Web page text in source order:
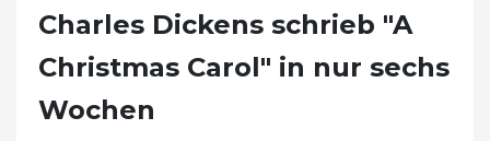
Charles Dickens schrieb "A
Christmas Carol" in nur sechs
Wochen